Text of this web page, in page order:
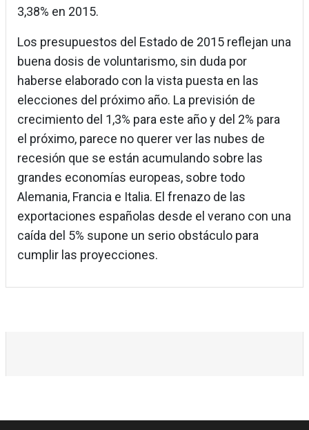
3,38% en 2015.
Los presupuestos del Estado de 2015 reflejan una
buena dosis de voluntarismo, sin duda por
haberse elaborado con la vista puesta en las
elecciones del próximo año. La previsión de
crecimiento del 1,3% para este año y del 2% para
el próximo, parece no querer ver las nubes de
recesión que se están acumulando sobre las
grandes economías europeas, sobre todo
Alemania, Francia e Italia. El frenazo de las
exportaciones españolas desde el verano con una
caída del 5% supone un serio obstáculo para
cumplir las proyecciones.